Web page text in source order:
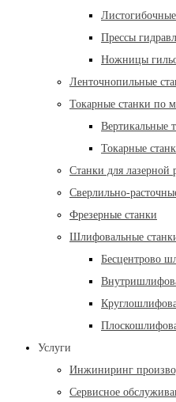
Прессы
Ножницы
Ленточнопильные
Токарные станки по
Вертикальные
Токарные
Станки для лазерной
Сверлильно-
Фрезерные станки
Шлифовальные
Бесцентрово
Услуги
Инжиниринг
Сервисное